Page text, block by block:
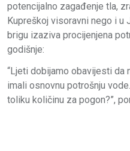
potencijalno zagađenje tla,
Kupreškoj visoravni nego i u
brigu izaziva procijenjena
godišnje:
“Ljeti dobijamo obavijesti da
imali osnovnu potrošnju
toliku količinu za pogon?”,